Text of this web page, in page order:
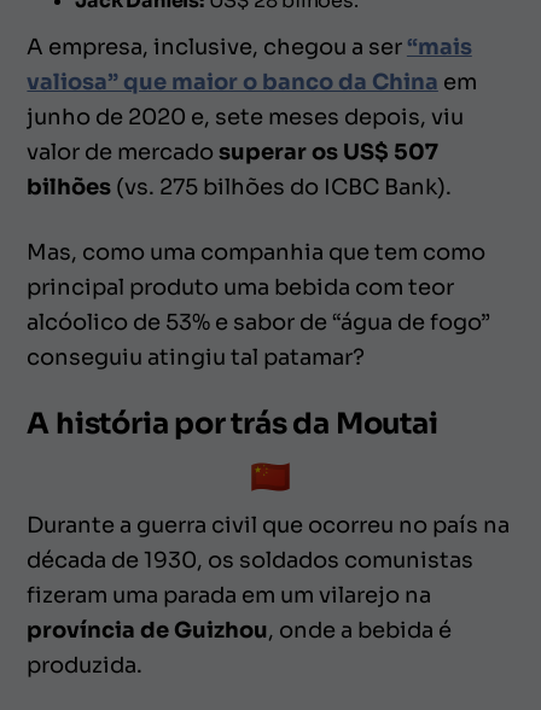
A empresa, inclusive, chegou a ser“mais
valiosa” que maior o banco da China em
junho de 2020 e, sete meses depois, viu
valor de mercadosuperar os US$ 507
bilhões (vs. 275 bilhões do ICBC Bank).
Mas, como uma companhia que tem como
principal produto uma bebida com teor
alcóolico de 53% e sabor de “água de fogo”
conseguiu atingiu tal patamar?
A história por trás da Moutai
Durante a guerra civil que ocorreu no país na
década de 1930, os soldados comunistas
fizeram uma parada em um vilarejo na
província de Guizhou, onde a bebida é
produzida.